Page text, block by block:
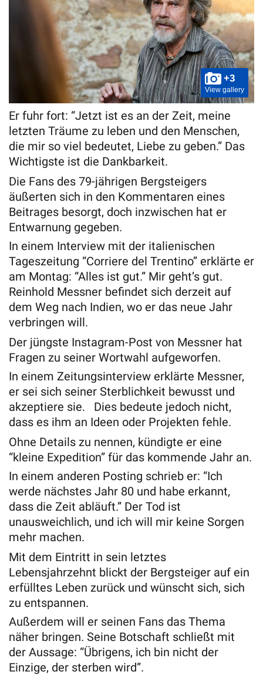
+3
View gallery
Er fuhr fort: “Jetzt ist es an der Zeit, meine
letzten Träume zu leben und den Menschen,
die mir so viel bedeutet, Liebe zu geben.” Das
Wichtigste ist die Dankbarkeit.
Die Fans des 79-jährigen Bergsteigers
äußerten sich in den Kommentaren eines
Beitrages besorgt, doch inzwischen hat er
Entwarnung gegeben.
In einem Interview mit der italienischen
Tageszeitung “Corriere del Trentino” erklärte er
am Montag: “Alles ist gut.” Mir geht’s gut.
Reinhold Messner befindet sich derzeit auf
dem Weg nach Indien, wo er das neue Jahr
verbringen will.
Der jüngste Instagram-Post von Messner hat
Fragen zu seiner Wortwahl aufgeworfen.
In einem Zeitungsinterview erklärte Messner,
er sei sich seiner Sterblichkeit bewusst und
akzeptiere sie. Dies bedeute jedoch nicht,
dass es ihm an Ideen oder Projekten fehle.
Ohne Details zu nennen, kündigte er eine
“kleine Expedition” für das kommende Jahr an.
In einem anderen Posting schrieb er: “Ich
werde nächstes Jahr 80 und habe erkannt,
dass die Zeit abläuft.” Der Tod ist
unausweichlich, und ich will mir keine Sorgen
mehr machen.
Mit dem Eintritt in sein letztes
Lebensjahrzehnt blickt der Bergsteiger auf ein
erfülltes Leben zurück und wünscht sich, sich
zu entspannen.
Außerdem will er seinen Fans das Thema
näher bringen. Seine Botschaft schließt mit
der Aussage: “Übrigens, ich bin nicht der
Einzige, der sterben wird”.